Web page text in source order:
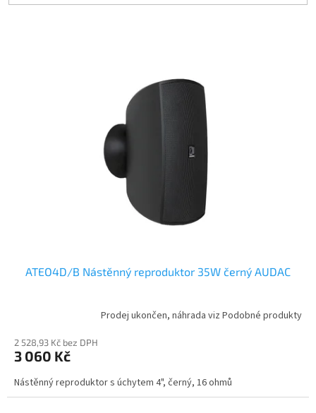
ATEO4D/B Nástěnný reproduktor 35W černý AUDAC
Prodej ukončen, náhrada viz Podobné produkty
2 528,93 Kč bez DPH
3 060 Kč
Nástěnný reproduktor s úchytem 4", černý, 16 ohmů